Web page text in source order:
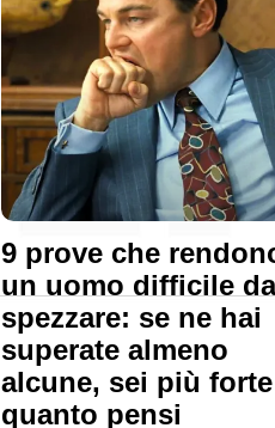
9 prove che
un uomo difficile da
spezzare: se ne hai
superate almeno
alcune, sei più
quanto pensi